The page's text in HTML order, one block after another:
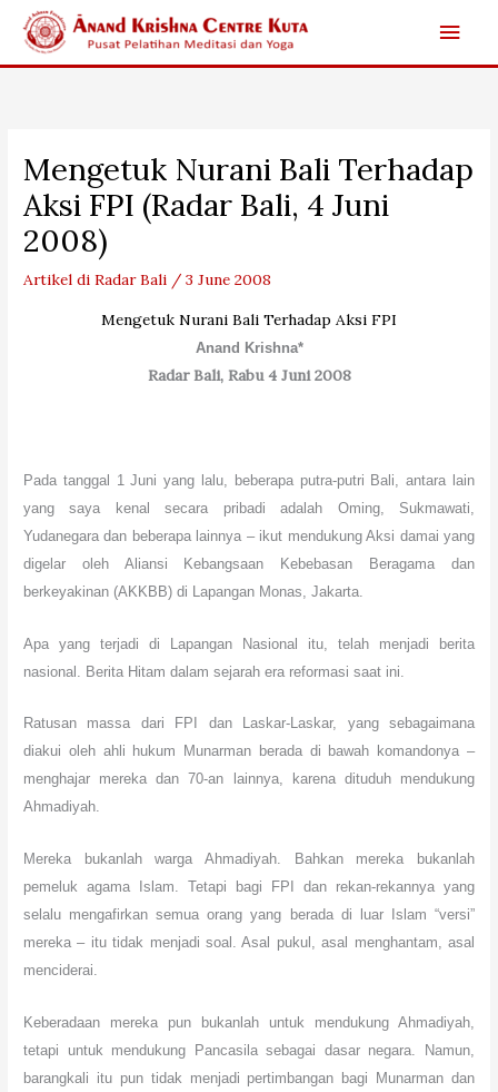
Skip
content
Main
Mengetuk Nurani Bali Terhadap
Aksi FPI (Radar Bali, 4 Juni
2008)
Artikel di Radar Bali /3 June 2008
Mengetuk Nurani Bali Terhadap Aksi FPI
Anand Krishna*
Radar Bali, Rabu 4 Juni 2008
Pada tanggal 1 Juni yang lalu, beberapa putra-putri Bali, antara lain
yang saya kenal secara pribadi adalah Oming, Sukmawati,
Yudanegara dan beberapa lainnya – ikut mendukung Aksi damai yang
digelar oleh Aliansi Kebangsaan Kebebasan Beragama dan
berkeyakinan (AKKBB) di Lapangan Monas, Jakarta.
Apa yang terjadi di Lapangan Nasional itu, telah menjadi berita
nasional. Berita Hitam dalam sejarah era reformasi saat ini.
Ratusan massa dari FPI dan Laskar-Laskar, yang sebagaimana
diakui oleh ahli hukum Munarman berada di bawah komandonya –
menghajar mereka dan 70-an lainnya, karena dituduh mendukung
Ahmadiyah.
Mereka bukanlah warga Ahmadiyah. Bahkan mereka bukanlah
pemeluk agama Islam. Tetapi bagi FPI dan rekan-rekannya yang
selalu mengafirkan semua orang yang berada di luar Islam “versi”
mereka – itu tidak menjadi soal. Asal pukul, asal menghantam, asal
menciderai.
Keberadaan mereka pun bukanlah untuk mendukung Ahmadiyah,
tetapi untuk mendukung Pancasila sebagai dasar negara. Namun,
barangkali itu pun tidak menjadi pertimbangan bagi Munarman dan